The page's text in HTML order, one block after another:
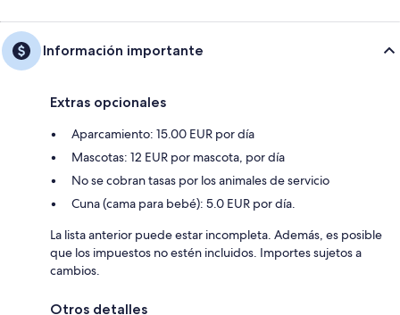
Información importante
Extras opcionales
Aparcamiento: 15.00 EUR por día
Mascotas: 12 EUR por mascota, por día
No se cobran tasas por los animales de servicio
Cuna (cama para bebé): 5.0 EUR por día.
La lista anterior puede estar incompleta. Además, es posible
que los impuestos no estén incluidos. Importes sujetos a
cambios.
Otros detalles